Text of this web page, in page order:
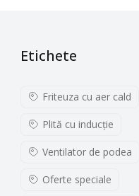
Etichete
Friteuza cu aer cald
Plită cu inducţie
Ventilator de podea
Oferte speciale